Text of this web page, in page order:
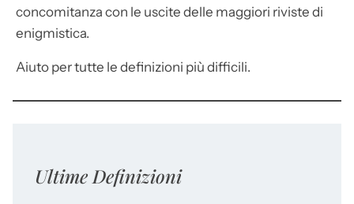
concomitanza con le uscite delle maggiori riviste di
enigmistica.
Aiuto per tutte le definizioni più difficili.
Ultime Definizioni